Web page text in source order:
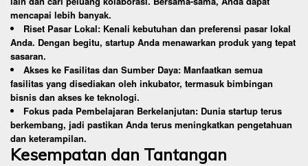
mencapai lebih banyak.
Riset Pasar Lokal: Kenali kebutuhan dan preferensi pasar lokal
Anda. Dengan begitu, startup Anda menawarkan produk yang tepat
sasaran.
Akses ke Fasilitas dan Sumber Daya: Manfaatkan semua
fasilitas yang disediakan oleh inkubator, termasuk bimbingan
bisnis dan akses ke teknologi.
Fokus pada Pembelajaran Berkelanjutan: Dunia startup terus
berkembang, jadi pastikan Anda terus meningkatkan pengetahuan
dan keterampilan.
Kesempatan dan Tantangan